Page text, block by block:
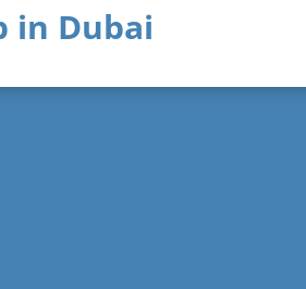
in Dubai